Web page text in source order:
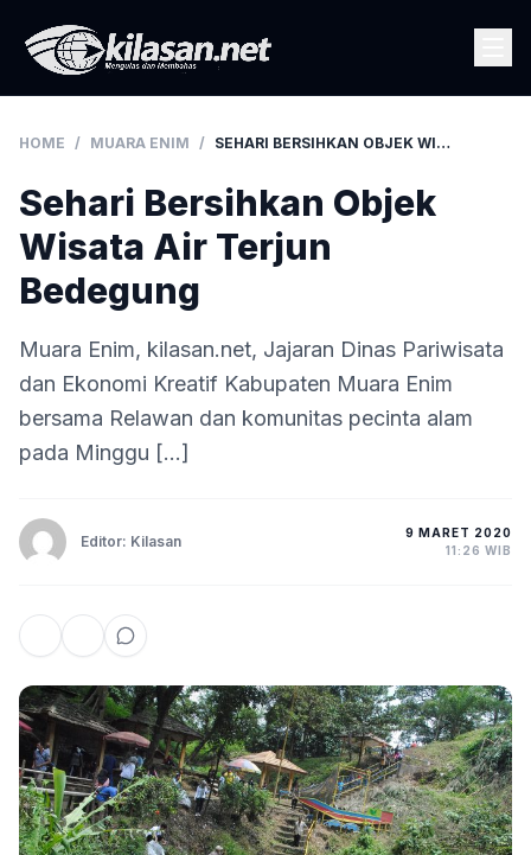
HOME / MUARA ENIM / SEHARI BERSIHKAN OBJEK WISATA AIR TERJUN BEDEGUNG
Sehari Bersihkan Objek
Wisata Air Terjun
Bedegung
Muara Enim, kilasan.net, Jajaran Dinas Pariwisata
dan Ekonomi Kreatif Kabupaten Muara Enim
bersama Relawan dan komunitas pecinta alam
pada Minggu […]
Editor: Kilasan
9 MARET 2020
11:26 WIB